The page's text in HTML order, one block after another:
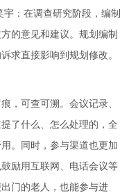
：在调查研究阶段，编制
的意见和建议。规划编制
求直接影响到规划修改。
，可查可溯。会议记录、
了什么、怎么处理的，全
。同时，参与渠道也更加
励用互联网、电话会议等
门的老人，也能参与进